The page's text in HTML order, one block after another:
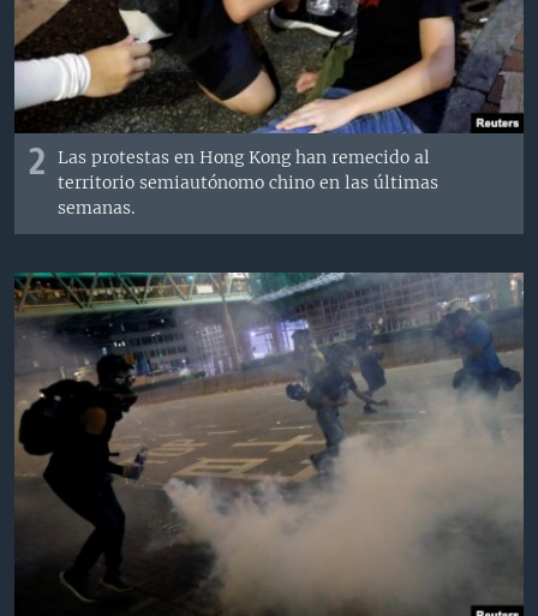
2
Las protestas en Hong Kong han remecido al
territorio semiautónomo chino en las últimas
semanas.